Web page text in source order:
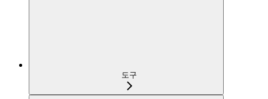
도구